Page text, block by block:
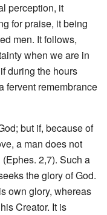
perception, it
for praise, it being
men. It follows,
when we are in
during the hours
fervent remembrance
but if, because of
a man does not
2,7). Such a
the glory of God.
own glory, whereas
Creator. It is